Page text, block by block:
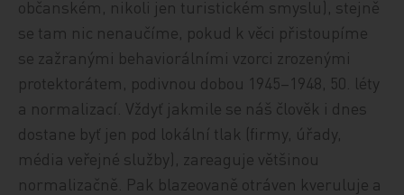
občanském, nikoli jen turistickém smyslu), stejně
se tam nic nenaučíme, pokud k věci přistoupíme
se zažranými behaviorálními vzorci zrozenými
protektorátem, podivnou dobou 1945–1948, 50. léty
a normalizací. Vždyť jakmile se náš člověk i dnes
dostane byť jen pod lokální tlak (firmy, úřady,
média veřejné služby), zareaguje většinou
normalizačně. Pak blazeovaně otráven kveruluje a